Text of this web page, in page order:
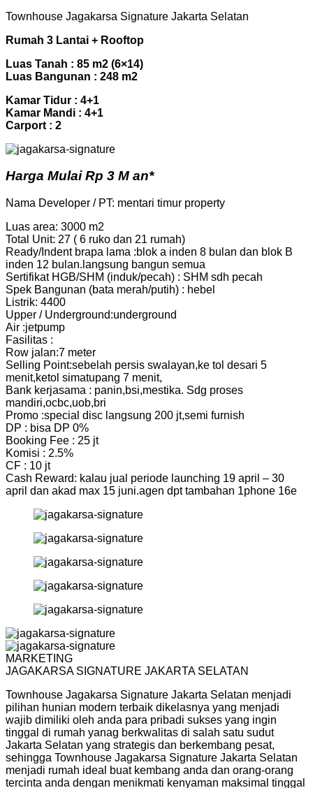
Townhouse Jagakarsa Signature Jakarta Selatan
Rumah 3 Lantai + Rooftop
Luas Tanah : 85 m2 (6×14)
Luas Bangunan : 248 m2
Kamar Tidur : 4+1
Kamar Mandi : 4+1
Carport : 2
Harga Mulai Rp 3 M an*
Nama Developer / PT: mentari timur property
Luas area: 3000 m2
Total Unit: 27 ( 6 ruko dan 21 rumah)
Ready/Indent brapa lama :blok a inden 8 bulan dan blok B
inden 12 bulan.langsung bangun semua
Sertifikat HGB/SHM (induk/pecah) : SHM sdh pecah
Spek Bangunan (bata merah/putih) : hebel
Listrik: 4400
Upper / Underground:underground
Air :jetpump
Fasilitas :
Row jalan:7 meter
Selling Point:sebelah persis swalayan,ke tol desari 5
menit,ketol simatupang 7 menit,
Bank kerjasama : panin,bsi,mestika. Sdg proses
mandiri,ocbc,uob,bri
Promo :special disc langsung 200 jt,semi furnish
DP : bisa DP 0%
Booking Fee : 25 jt
Komisi : 2.5%
CF : 10 jt
Cash Reward: kalau jual periode launching 19 april – 30
april dan akad max 15 juni.agen dpt tambahan 1phone 16e
MARKETING
JAGAKARSA SIGNATURE JAKARTA SELATAN
Townhouse Jagakarsa Signature Jakarta Selatan menjadi
pilihan hunian modern terbaik dikelasnya yang menjadi
wajib dimiliki oleh anda para pribadi sukses yang ingin
tinggal di rumah yanag berkwalitas di salah satu sudut
Jakarta Selatan yang strategis dan berkembang pesat,
sehingga Townhouse Jagakarsa Signature Jakarta Selatan
menjadi rumah ideal buat kembang anda dan orang-orang
tercinta anda dengan menikmati kenyaman maksimal tinggal